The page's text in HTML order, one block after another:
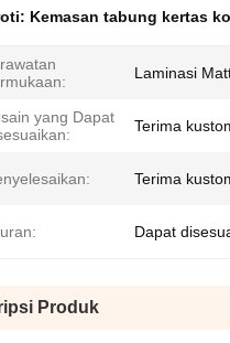
Kemasan tabung kertas
Laminasi
yang Dapat
Terima
Terima
Dapat
Produk